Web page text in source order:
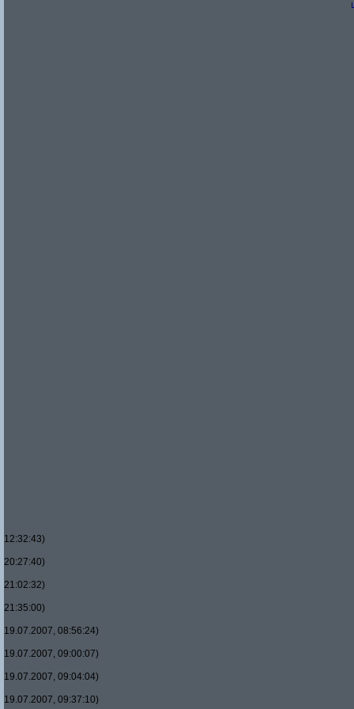
12:32:43)
20:27:40)
21:02:32)
21:35:00)
19.07.2007, 08:56:24)
19.07.2007, 09:00:07)
19.07.2007, 09:04:04)
19.07.2007, 09:37:10)